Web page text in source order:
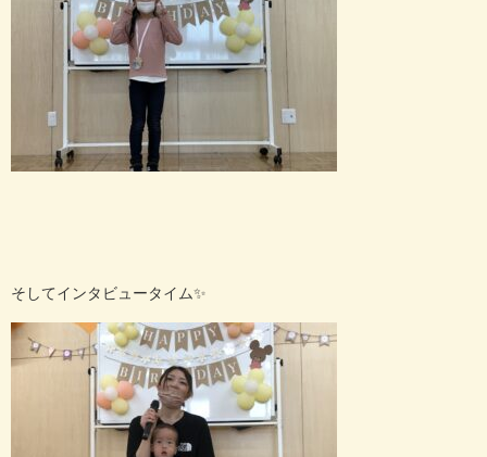
そしてインタビュータイム✨